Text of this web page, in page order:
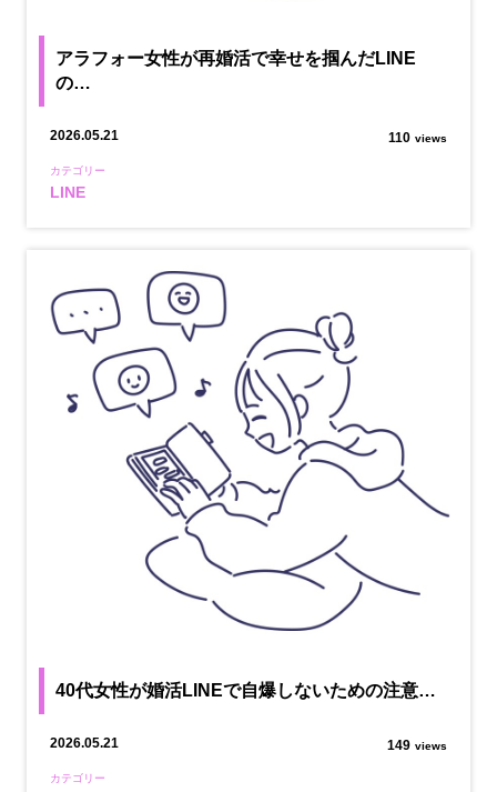
アラフォー女性が再婚活で幸せを掴んだLINE
の…
2026.05.21 110 views
カテゴリー
LINE
40代女性が婚活LINEで自爆しないための注意…
2026.05.21 149 views
カテゴリー